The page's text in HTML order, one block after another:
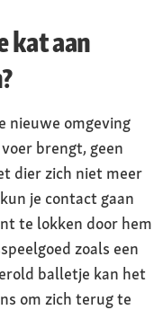
kat aan
nieuwe omgeving
brengt, geen
dier zich niet meer
je contact gaan
te lokken door hem
zoals een
balletje kan het
om zich terug te